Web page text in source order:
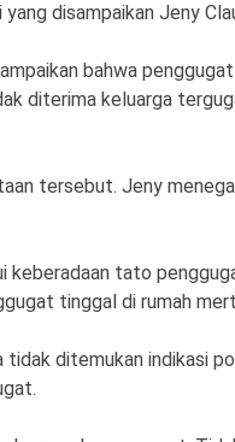
disampaikan Jeny
bahwa
diterima keluarga
tersebut. Jeny
keberadaan tato
tinggal di rumah
tidak ditemukan indikasi